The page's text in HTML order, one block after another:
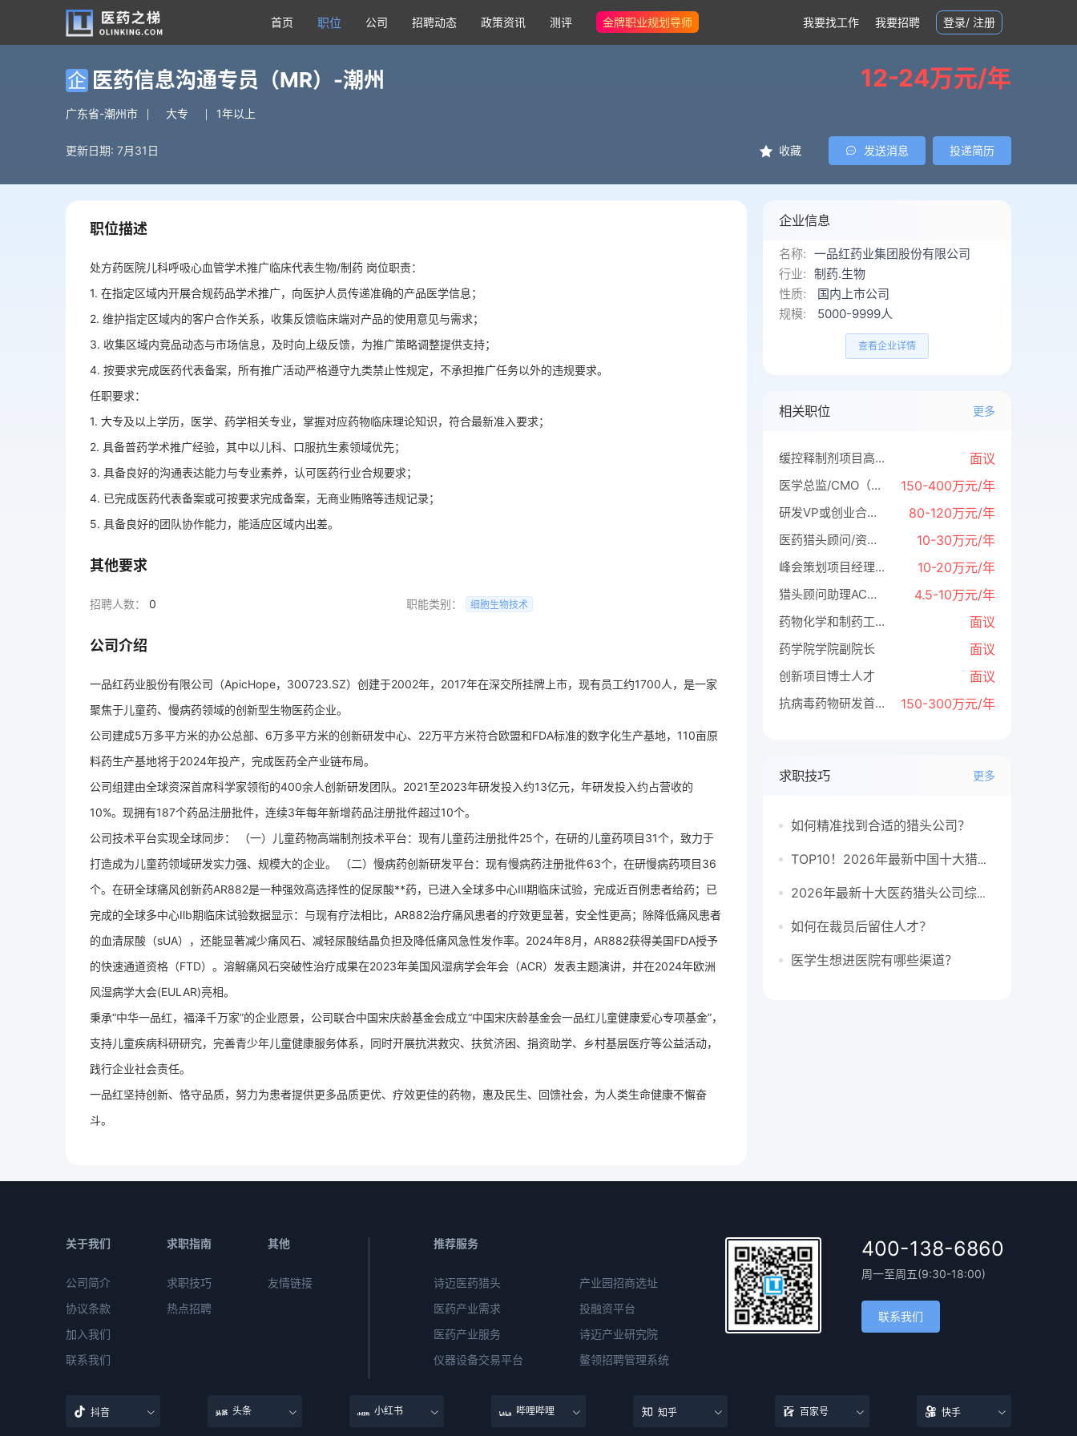
首页 职位 公司 招聘动态 政策资讯 测评 金牌职业规划导师 我要找工作 我要招聘 登录/ 注册
企 医药信息沟通专员（MR）-潮州 12-24万元/年
广东省-潮州市 大专 1年以上
更新日期: 7月31日 收藏 发送消息 投递简历
职位描述
处方药医院儿科呼吸心血管学术推广临床代表生物/制药 岗位职责：
1. 在指定区域内开展合规药品学术推广，向医护人员传递准确的产品医学信息；
2. 维护指定区域内的客户合作关系，收集反馈临床端对产品的使用意见与需求；
3. 收集区域内竞品动态与市场信息，及时向上级反馈，为推广策略调整提供支持；
4. 按要求完成医药代表备案，所有推广活动严格遵守九类禁止性规定，不承担推广任务以外的违规要求。
任职要求：
1. 大专及以上学历，医学、药学相关专业，掌握对应药物临床理论知识，符合最新准入要求；
2. 具备普药学术推广经验，其中以儿科、口服抗生素领域优先；
3. 具备良好的沟通表达能力与专业素养，认可医药行业合规要求；
4. 已完成医药代表备案或可按要求完成备案，无商业贿赂等违规记录；
5. 具备良好的团队协作能力，能适应区域内出差。
其他要求
招聘人数： 0 职能类别： 细胞生物技术
公司介绍
一品红药业股份有限公司（ApicHope，300723.SZ）创建于2002年，2017年在深交所挂牌上市，现有员工约1700人，是一家
聚焦于儿童药、慢病药领域的创新型生物医药企业。
公司建成5万多平方米的办公总部、6万多平方米的创新研发中心、22万平方米符合欧盟和FDA标准的数字化生产基地，110亩原
料药生产基地将于2024年投产，完成医药全产业链布局。
公司组建由全球资深首席科学家领衔的400余人创新研发团队。2021至2023年研发投入约13亿元，年研发投入约占营收的
10%。现拥有187个药品注册批件，连续3年每年新增药品注册批件超过10个。
公司技术平台实现全球同步： （一）儿童药物高端制剂技术平台：现有儿童药注册批件25个，在研的儿童药项目31个，致力于
打造成为儿童药领域研发实力强、规模大的企业。 （二）慢病药创新研发平台：现有慢病药注册批件63个，在研慢病药项目36
个。在研全球痛风创新药AR882是一种强效高选择性的促尿酸**药，已进入全球多中心Ⅲ期临床试验，完成近百例患者给药；已
完成的全球多中心Ⅱb期临床试验数据显示：与现有疗法相比，AR882治疗痛风患者的疗效更显著，安全性更高；除降低痛风患者
的血清尿酸（sUA），还能显著减少痛风石、减轻尿酸结晶负担及降低痛风急性发作率。2024年8月，AR882获得美国FDA授予
的快速通道资格（FTD）。溶解痛风石突破性治疗成果在2023年美国风湿病学会年会（ACR）发表主题演讲，并在2024年欧洲
风湿病学大会(EULAR)亮相。
秉承“中华一品红，福泽千万家”的企业愿景，公司联合中国宋庆龄基金会成立“中国宋庆龄基金会一品红儿童健康爱心专项基金”，
支持儿童疾病科研研究，完善青少年儿童健康服务体系，同时开展抗洪救灾、扶贫济困、捐资助学、乡村基层医疗等公益活动，
践行企业社会责任。
一品红坚持创新、恪守品质，努力为患者提供更多品质更优、疗效更佳的药物，惠及民生、回馈社会，为人类生命健康不懈奋
斗。
企业信息
名称: 一品红药业集团股份有限公司
行业: 制药.生物
性质:
国内上市公司
规模:
5000-9999人
查看企业详情
相关职位 更多
缓控释制剂项目高级研究员（5名） 面议
医学总监/CMO（全国共需8位） 150-400万元/年
研发VP或创业合伙人（集团找项目，股权+待遇+人才房+车+子女教育+政府资金） 80-120万元/年
医药猎头顾问/资深顾问 10-30万元/年
峰会策划项目经理/总监 10-20万元/年
猎头顾问助理AC（欢迎引荐优秀应届生） 4.5-10万元/年
药物化学和制药工程学系、生物制药学系、组织再生工程学系、临床药学和转化医学系各招聘系主任 面议
药学院学院副院长 面议
创新项目博士人才 面议
抗病毒药物研发首席科学家 150-300万元/年
求职技巧 更多
如何精准找到合适的猎头公司？
TOP10！2026年最新中国十大猎头公司排行榜
2026年最新十大医药猎头公司综合排行榜
如何在裁员后留住人才？
医学生想进医院有哪些渠道？
关于我们
公司简介
协议条款
加入我们
联系我们
求职指南
求职技巧
热点招聘
其他
友情链接
推荐服务
诗迈医药猎头
医药产业需求
医药产业服务
仪器设备交易平台
产业园招商选址
投融资平台
诗迈产业研究院
鳌领招聘管理系统
400-138-6860
周一至周五(9:30-18:00)
联系我们
抖音 头条 小红书 哔哩哔哩 知乎 百家号 快手